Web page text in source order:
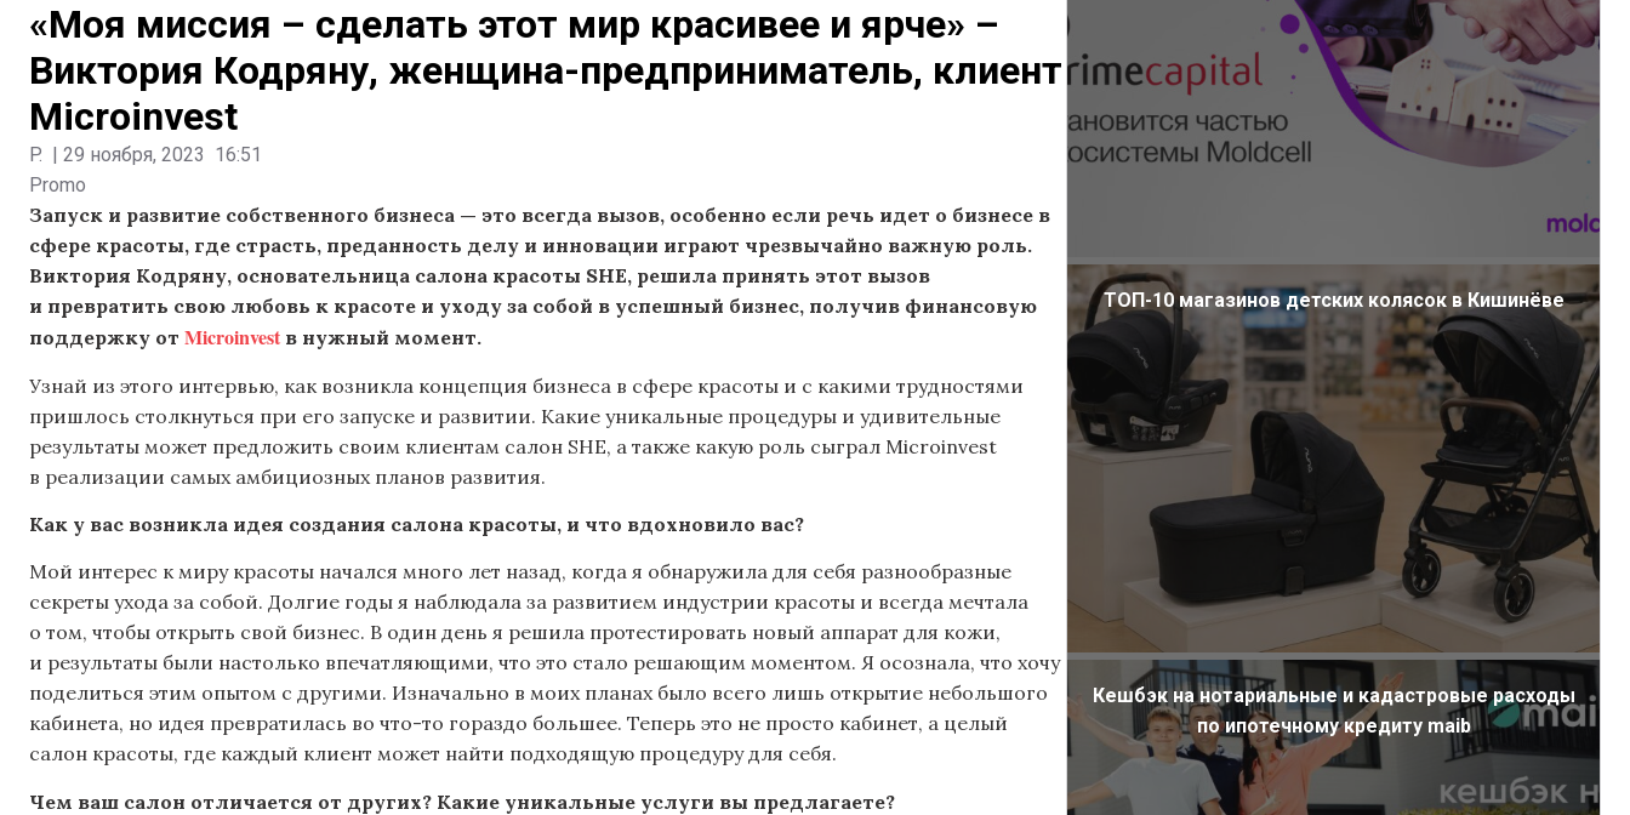
«Mоя миссия – сделать этот мир красивее и ярче» –
Виктория Кодряну, женщина-предприниматель, клиент
Microinvest
P. | 29 ноября, 2023 16:51
Promo
Запуск и развитие собственного бизнеса — это всегда вызов, особенно если речь идет о бизнесе в
сфере красоты, где страсть, преданность делу и инновации играют чрезвычайно важную роль.
Виктория Кодряну, основательница салона красоты SHE, решила принять этот вызов
и превратить свою любовь к красоте и уходу за собой в успешный бизнес, получив финансовую
поддержку от Microinvest в нужный момент.
Узнай из этого интервью, как возникла концепция бизнеса в сфере красоты и с какими трудностями
пришлось столкнуться при его запуске и развитии. Какие уникальные процедуры и удивительные
результаты может предложить своим клиентам салон SHE, а также какую роль сыграл Microinvest
в реализации самых амбициозных планов развития.
Как у вас возникла идея создания салона красоты, и что вдохновило вас?
Мой интерес к миру красоты начался много лет назад, когда я обнаружила для себя разнообразные
секреты ухода за собой. Долгие годы я наблюдала за развитием индустрии красоты и всегда мечтала
о том, чтобы открыть свой бизнес. В один день я решила протестировать новый аппарат для кожи,
и результаты были настолько впечатляющими, что это стало решающим моментом. Я осознала, что хочу
поделиться этим опытом с другими. Изначально в моих планах было всего лишь открытие небольшого
кабинета, но идея превратилась во что-то гораздо большее. Теперь это не просто кабинет, а целый
салон красоты, где каждый клиент может найти подходящую процедуру для себя.
Чем ваш салон отличается от других? Какие уникальные услуги вы предлагаете?
ТОП-10 магазинов детских колясок в Кишинёве
Кешбэк на нотариальные и кадастровые расходы
по ипотечному кредиту maib